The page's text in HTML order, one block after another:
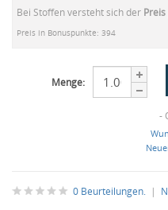
Bei Stoffen versteht sich der
Preis in Bonuspunkte: 394
Menge:
-
0 Beurteilungen. |